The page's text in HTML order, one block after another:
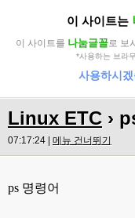
이 사이트는
이 사이트를 나눔글꼴로 보
*사용하는 브라
사용하시
Linux ETC ›
07:17:24 | 메뉴 건너뛰기
ps 명령어